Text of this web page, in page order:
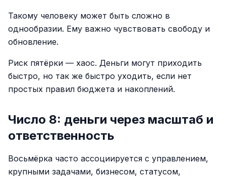
Такому человеку может быть сложно в
однообразии. Ему важно чувствовать свободу и
обновление.
Риск пятёрки — хаос. Деньги могут приходить
быстро, но так же быстро уходить, если нет
простых правил бюджета и накоплений.
Число 8: деньги через масштаб и
ответственность
Восьмёрка часто ассоциируется с управлением,
крупными задачами, бизнесом, статусом,